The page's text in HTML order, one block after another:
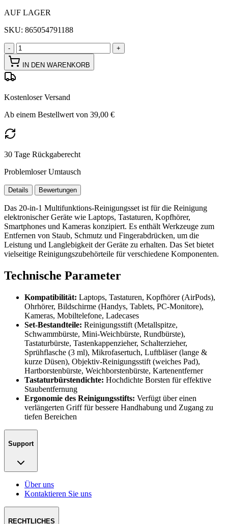
AUF LAGER
SKU: 865054791188
- +
IN DEN WARENKORB
Kostenloser Versand
Ab einem Bestellwert von 39,00 €
30 Tage Rückgaberecht
Problemloser Umtausch
Details Bewertungen
Das 20-in-1 Multifunktions-Reinigungsset ist für die Reinigung
elektronischer Geräte wie Laptops, Tastaturen, Kopfhörer,
Smartphones und Kameras konzipiert. Es enthält Werkzeuge zum
Entfernen von Staub, Schmutz und Fingerabdrücken, um die
Leistung und Langlebigkeit der Geräte zu erhalten. Das Set bietet
vielseitige Reinigungszubehörteile für verschiedene Komponenten.
Technische Parameter
Kompatibilität: Laptops, Tastaturen, Kopfhörer (AirPods),
Ohrhörer, Bildschirme (Handys, Tablets, PC-Monitore),
Kameras, Mobiltelefone, Ladecases
Set-Bestandteile: Reinigungsstift (Metallspitze,
Schwammbürste, Mini-Weichbürste, Rundbürste),
Tastaturbürste, Tastenkappenzieher, Schalterzieher,
Sprühflasche (3 ml), Mikrofasertuch, Luftbläser (lange &
kurze Düsen), Objektiv-Reinigungsstift (weiches Pad),
Hartborstenbürste, Weichborstenbürste, Kartenentferner
Tastaturbürstendichte: Hochdichte Borsten für effektive
Staubentfernung
Ergonomie des Reinigungsstifts: Verfügt über einen
verlängerten Griff für bessere Handhabung und Zugang zu
tiefen Bereichen
Support
Über uns
Kontaktieren Sie uns
RECHTLICHES